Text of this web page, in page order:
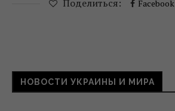
Поделиться: Facebook
НОВОСТИ УКРАИНЫ И МИРА